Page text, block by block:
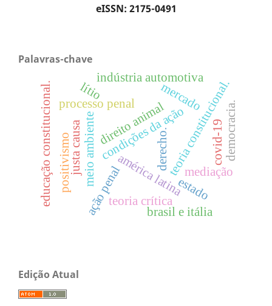
eISSN: 2175-0491
Palavras-chave
américa latina
meio ambiente teoria constitucional.
mediação
condições da ação
ação penal
justa causa
positivismo
processo penal mercado
democracia.
direito animal
teoria crítica
covid-19
estado
derecho.
educação constitucional.
indústria automotiva
lítio
brasil e itália
Edição Atual